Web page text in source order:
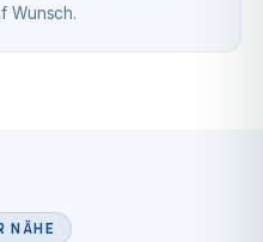
Wunsch.
NÄHE